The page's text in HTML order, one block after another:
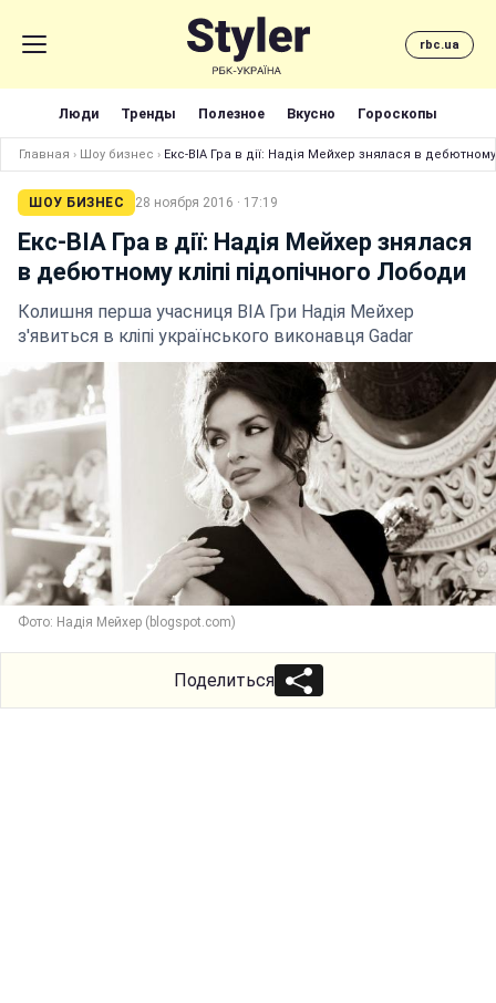
rbc.ua
Люди Тренды Полезное Вкусно Гороскопы
Главная › Шоу бизнес › Екс-ВІА Гра в дії: Надія Мейхер знялася в
ШОУ БИЗНЕС 28 ноября 2016 · 17:19
Екс-ВІА Гра в дії: Надія Мейхер знялася
в дебютному кліпі підопічного Лободи
Колишня перша учасниця ВІА Гри Надія Мейхер
з'явиться в кліпі українського виконавця Gadar
Фото: Надія Мейхер (blogspot.com)
Поделиться